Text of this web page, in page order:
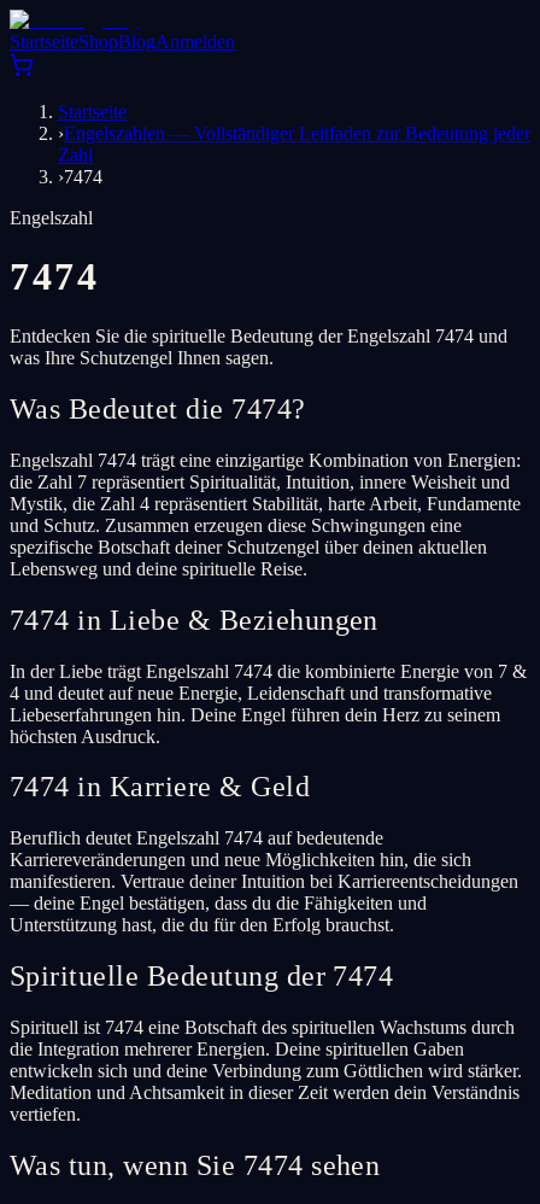
StartseiteShopBlogAnmelden
Startseite
›Engelszahlen — Vollständiger Leitfaden zur Bedeutung jeder
Zahl
›7474
Engelszahl
7474
Entdecken Sie die spirituelle Bedeutung der Engelszahl 7474 und
was Ihre Schutzengel Ihnen sagen.
Was Bedeutet die 7474?
Engelszahl 7474 trägt eine einzigartige Kombination von Energien:
die Zahl 7 repräsentiert Spiritualität, Intuition, innere Weisheit und
Mystik, die Zahl 4 repräsentiert Stabilität, harte Arbeit, Fundamente
und Schutz. Zusammen erzeugen diese Schwingungen eine
spezifische Botschaft deiner Schutzengel über deinen aktuellen
Lebensweg und deine spirituelle Reise.
7474 in Liebe & Beziehungen
In der Liebe trägt Engelszahl 7474 die kombinierte Energie von 7 &
4 und deutet auf neue Energie, Leidenschaft und transformative
Liebeserfahrungen hin. Deine Engel führen dein Herz zu seinem
höchsten Ausdruck.
7474 in Karriere & Geld
Beruflich deutet Engelszahl 7474 auf bedeutende
Karriereveränderungen und neue Möglichkeiten hin, die sich
manifestieren. Vertraue deiner Intuition bei Karriereentscheidungen
— deine Engel bestätigen, dass du die Fähigkeiten und
Unterstützung hast, die du für den Erfolg brauchst.
Spirituelle Bedeutung der 7474
Spirituell ist 7474 eine Botschaft des spirituellen Wachstums durch
die Integration mehrerer Energien. Deine spirituellen Gaben
entwickeln sich und deine Verbindung zum Göttlichen wird stärker.
Meditation und Achtsamkeit in dieser Zeit werden dein Verständnis
vertiefen.
Was tun, wenn Sie 7474 sehen